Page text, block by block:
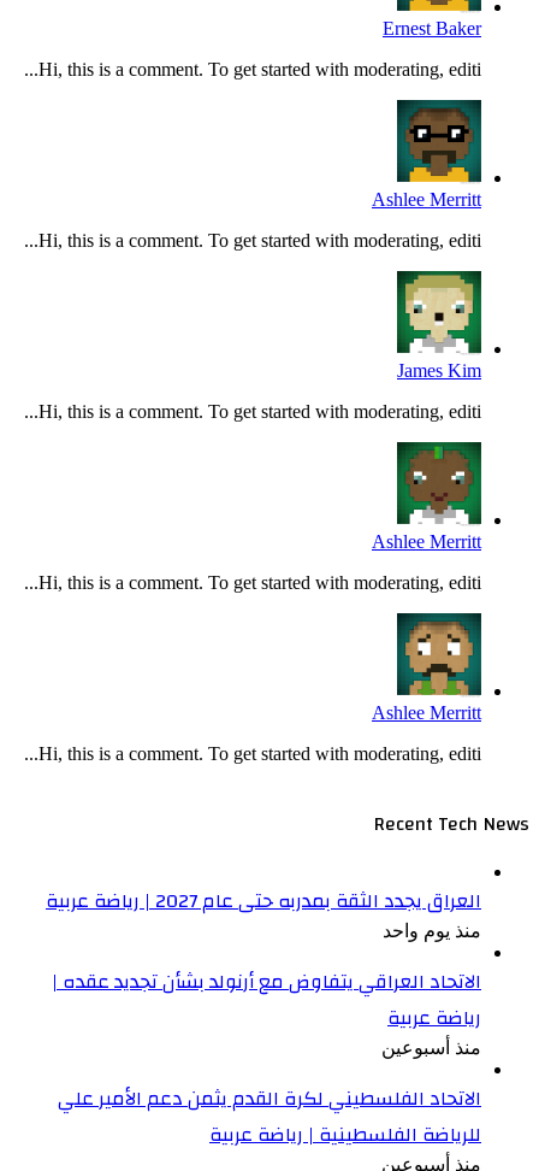
Ernest Baker
Hi, this is a comment. To get started with moderating, editi...
Ashlee Merritt
Hi, this is a comment. To get started with moderating, editi...
James Kim
Hi, this is a comment. To get started with moderating, editi...
Ashlee Merritt
Hi, this is a comment. To get started with moderating, editi...
Ashlee Merritt
Hi, this is a comment. To get started with moderating, editi...
Recent Tech News
العراق يجدد الثقة بمدربه حتى عام 2027 | رياضة عربية
منذ يوم واحد
الاتحاد العراقي يتفاوض مع أرنولد بشأن تجديد عقده |
رياضة عربية
منذ أسبوعين
الاتحاد الفلسطيني لكرة القدم يثمن دعم الأمير علي
للرياضة الفلسطينية | رياضة عربية
منذ أسبوعين